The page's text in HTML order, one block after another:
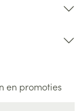
en promoties